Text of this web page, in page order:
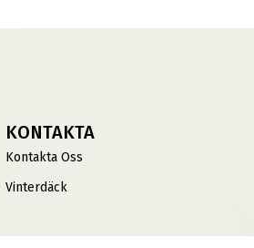
Vinterdäck